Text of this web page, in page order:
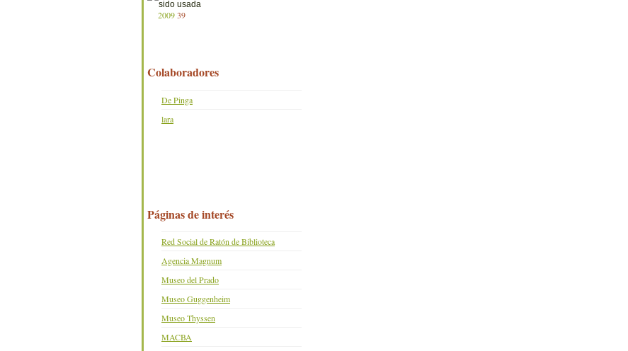
200939
Colaboradores
De Pinga
lara
Páginas de interés
Red Social de Ratón de Biblioteca
Agencia Magnum
Museo del Prado
Museo Guggenheim
Museo Thyssen
MACBA